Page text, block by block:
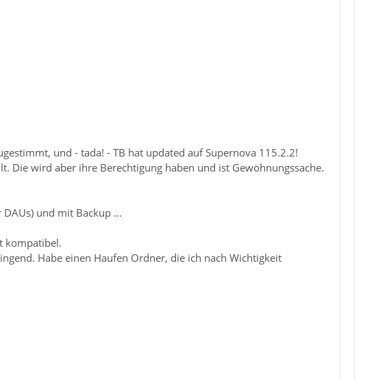
und - tada! - TB hat updated auf Supernova 115.2.2!
Die wird aber ihre Berechtigung haben und ist Gewöhnungssache.
und mit Backup ...
kompatibel.
Habe einen Haufen Ordner, die ich nach Wichtigkeit